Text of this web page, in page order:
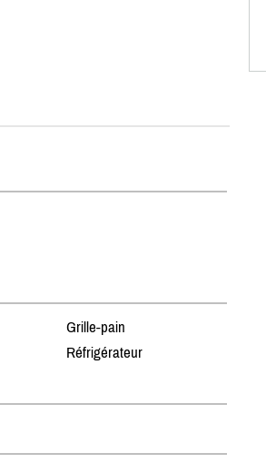
Grille-pain
Réfrigérateur